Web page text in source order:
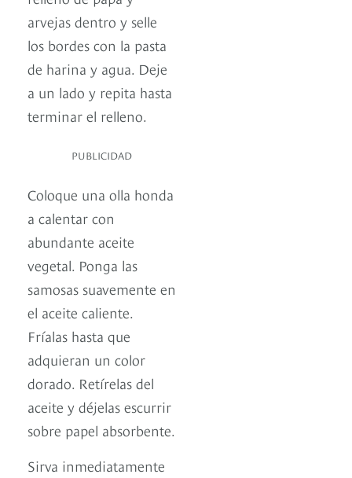
arvejas dentro y selle
los bordes con la pasta
de harina y agua. Deje
a un lado y repita hasta
terminar el relleno.
PUBLICIDAD
Coloque una olla honda
a calentar con
abundante aceite
vegetal. Ponga las
samosas suavemente en
el aceite caliente.
Fríalas hasta que
adquieran un color
dorado. Retírelas del
aceite y déjelas escurrir
sobre papel absorbente.
Sirva inmediatamente